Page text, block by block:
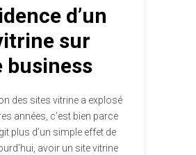
d’un
sur
business
des sites vitrine a explosé
années, c’est bien parce
plus d’un simple effet de
avoir un site vitrine